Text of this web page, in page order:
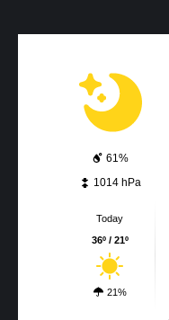
61%
1014 hPa
Today
36º / 21º
21%